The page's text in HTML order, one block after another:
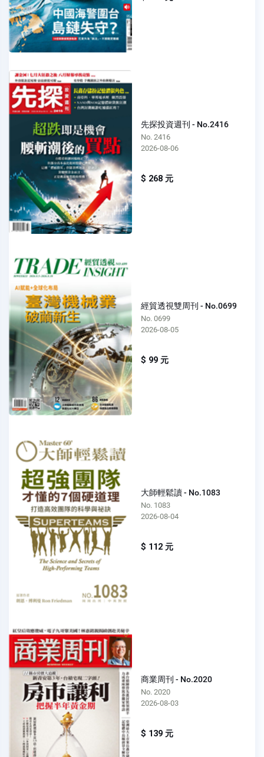
先探投資週刊 - No.2416
No. 2416
2026-08-06
$ 268 元
經貿透視雙周刊 - No.0699
No. 0699
2026-08-05
$ 99 元
大師輕鬆讀 - No.1083
No. 1083
2026-08-04
$ 112 元
商業周刊 - No.2020
No. 2020
2026-08-03
$ 139 元